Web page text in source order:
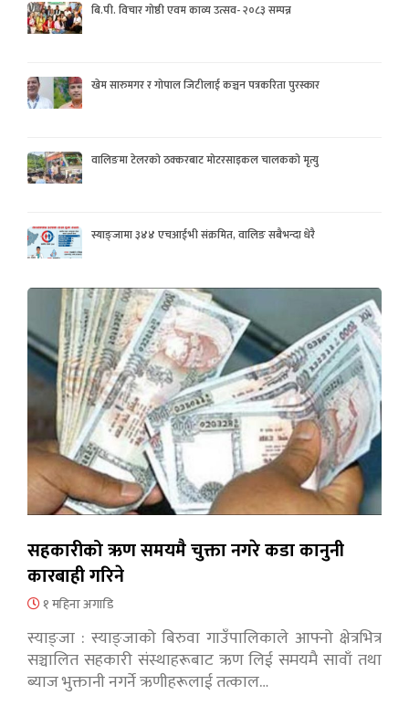
बि.पी. विचार गोष्ठी एवम काव्य उत्सव- २०८३ सम्पन्न
खेम सारुमगर र गोपाल जिटीलाई कञ्चन पत्रकरिता पुरस्कार
वालिङमा टेलरको ठक्करबाट मोटरसाइकल चालकको मृत्यु
स्याङ्जामा ३४४ एचआईभी संक्रमित, वालिङ सबैभन्दा धेरै
सहकारीको ऋण समयमै चुक्ता नगरे कडा कानुनी
कारबाही गरिने
१ महिना अगाडि
स्याङ्जा : स्याङ्जाको बिरुवा गाउँपालिकाले आफ्नो क्षेत्रभित्र
सञ्चालित सहकारी संस्थाहरूबाट ऋण लिई समयमै सावाँ तथा
ब्याज भुक्तानी नगर्ने ऋणीहरूलाई तत्काल…